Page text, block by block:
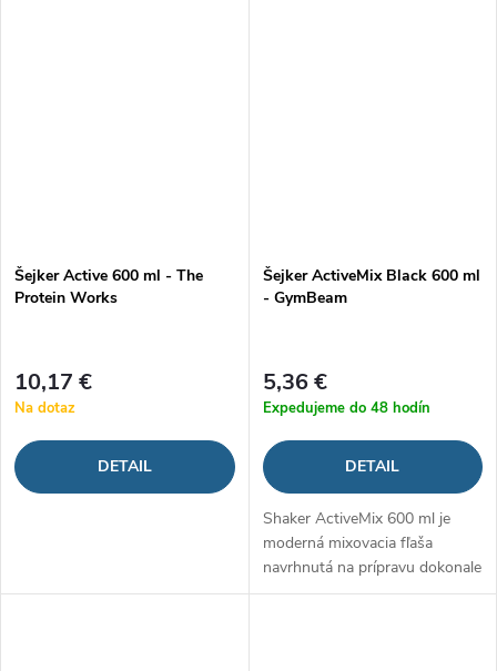
Šejker Active 600 ml - The
Protein Works
10,17 €
Na dotaz
DETAIL
Šejker ActiveMix Black 600 ml
- GymBeam
5,36 €
Expedujeme do 48 hodín
DETAIL
Shaker ActiveMix 600 ml je
moderná mixovacia fľaša
navrhnutá na prípravu dokonale
hladkých nápojov. Namiesto